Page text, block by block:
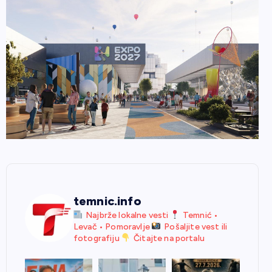
temnic.info
Najbrže lokalne vesti
Temnić •
Levač • Pomoravlje
Pošaljite vest ili
fotografiju
Čitajte na portalu